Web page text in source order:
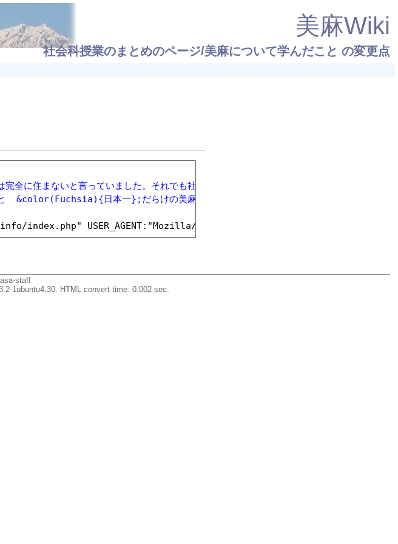
美麻Wiki
社会科授業のまとめのページ/美麻について学んだこと の変更点
住まないと言っていました。それでも社会の時間をどんどんやっていってに美麻の課
れと  &color(Fuchsia){日本一};だらけの美麻にしたいです。
staff
1ubuntu4.30. HTML convert time: 0.002 sec.